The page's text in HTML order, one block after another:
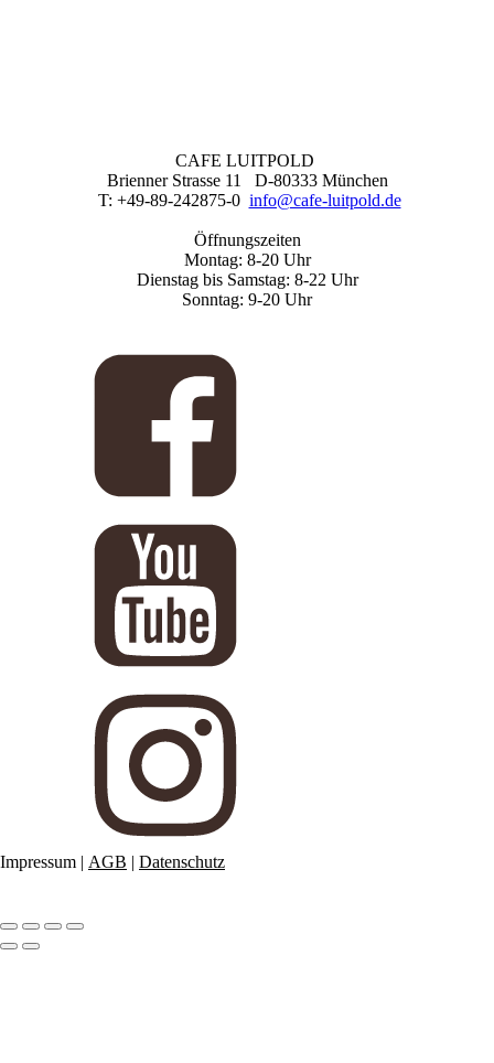
CAFE LUITPOLD
Brienner Strasse 11 D-80333 München
T: +49-89-242875-0 info@cafe-luitpold.de
Öffnungszeiten
Montag: 8-20 Uhr
Dienstag bis Samstag: 8-22 Uhr
Sonntag: 9-20 Uhr
Impressum | AGB | Datenschutz